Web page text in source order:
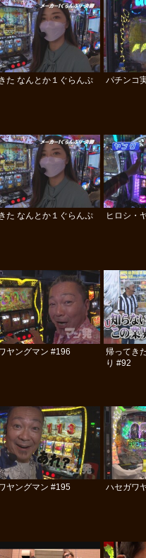
た なんとか１ぐらんぷ
パチンコ
た なんとか１ぐらんぷ
ヒロシ・
ヤングマン #196
帰ってき
り #92
ヤングマン #195 ハセガワ